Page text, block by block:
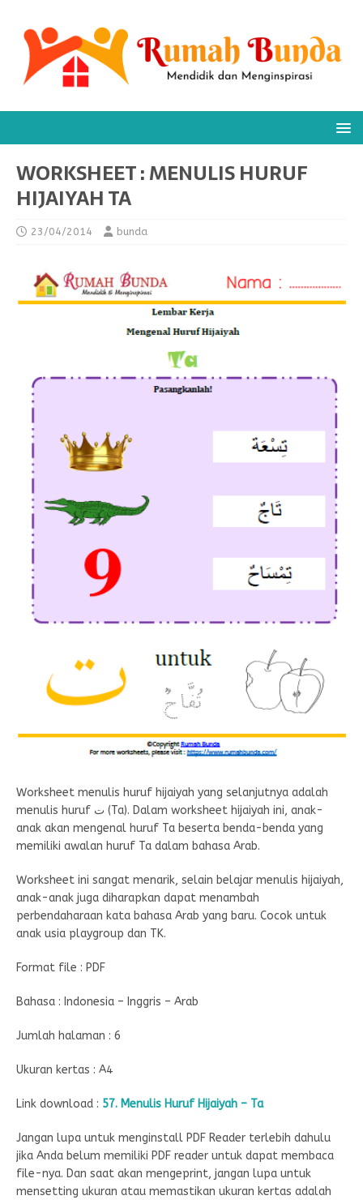
WORKSHEET : MENULIS HURUF
HIJAIYAH TA
23/04/2014 bunda
Worksheet menulis huruf hijaiyah yang selanjutnya adalah
menulis huruf ت (Ta). Dalam worksheet hijaiyah ini, anak-
anak akan mengenal huruf Ta beserta benda-benda yang
memiliki awalan huruf Ta dalam bahasa Arab.
Worksheet ini sangat menarik, selain belajar menulis hijaiyah,
anak-anak juga diharapkan dapat menambah
perbendaharaan kata bahasa Arab yang baru. Cocok untuk
anak usia playgroup dan TK.
Format file : PDF
Bahasa : Indonesia – Inggris – Arab
Jumlah halaman : 6
Ukuran kertas : A4
Link download : 57. Menulis Huruf Hijaiyah – Ta
Jangan lupa untuk menginstall PDF Reader terlebih dahulu
jika Anda belum memiliki PDF reader untuk dapat membaca
file-nya. Dan saat akan mengeprint, jangan lupa untuk
mensetting ukuran atau memastikan ukuran kertas adalah